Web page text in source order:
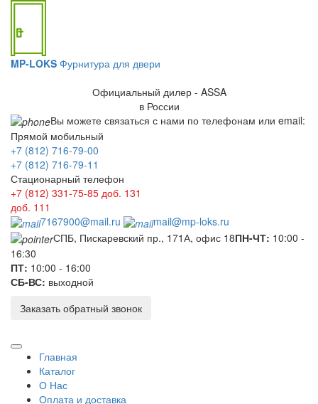
MP-LOKS Фурнитура для двери
Официальный дилер - ASSA
в России
Вы можете связаться с нами по телефонам или email:
Прямой мобильный
+7 (812) 716-79-00
+7 (812) 716-79-11
Стационарный телефон
+7 (812) 331-75-85 доб. 131
доб. 111
7167900@mail.ru
mail@mp-loks.ru
СПБ, Пискаревский пр., 171А, офис 18ПН-ЧТ: 10:00 -
16:30
ПТ: 10:00 - 16:00
СБ-ВС: выходной
Заказать обратный звонок
Главная
Каталог
О Нас
Оплата и доставка